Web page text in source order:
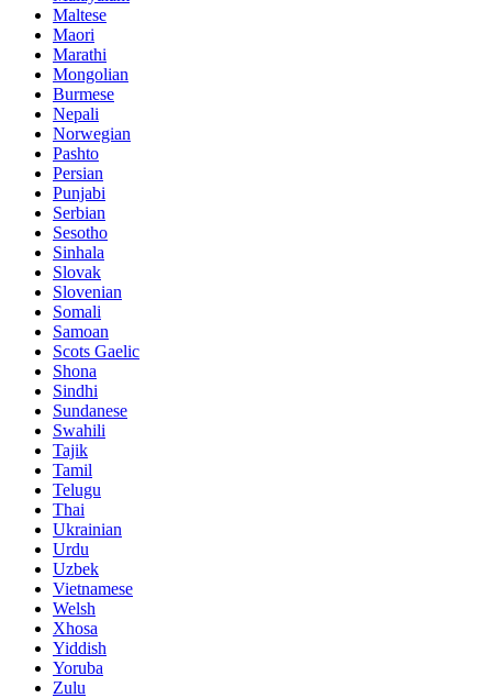
Maltese
Maori
Marathi
Mongolian
Burmese
Nepali
Norwegian
Pashto
Persian
Punjabi
Serbian
Sesotho
Sinhala
Slovak
Slovenian
Somali
Samoan
Scots Gaelic
Shona
Sindhi
Sundanese
Swahili
Tajik
Tamil
Telugu
Thai
Ukrainian
Urdu
Uzbek
Vietnamese
Welsh
Xhosa
Yiddish
Yoruba
Zulu